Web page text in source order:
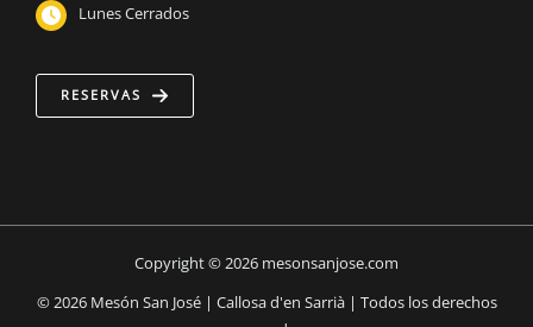
Lunes Cerrados
RESERVAS
Copyright © 2026 mesonsanjose.com
© 2026Mesón San José | Callosa d'en Sarrià | Todos los derechos